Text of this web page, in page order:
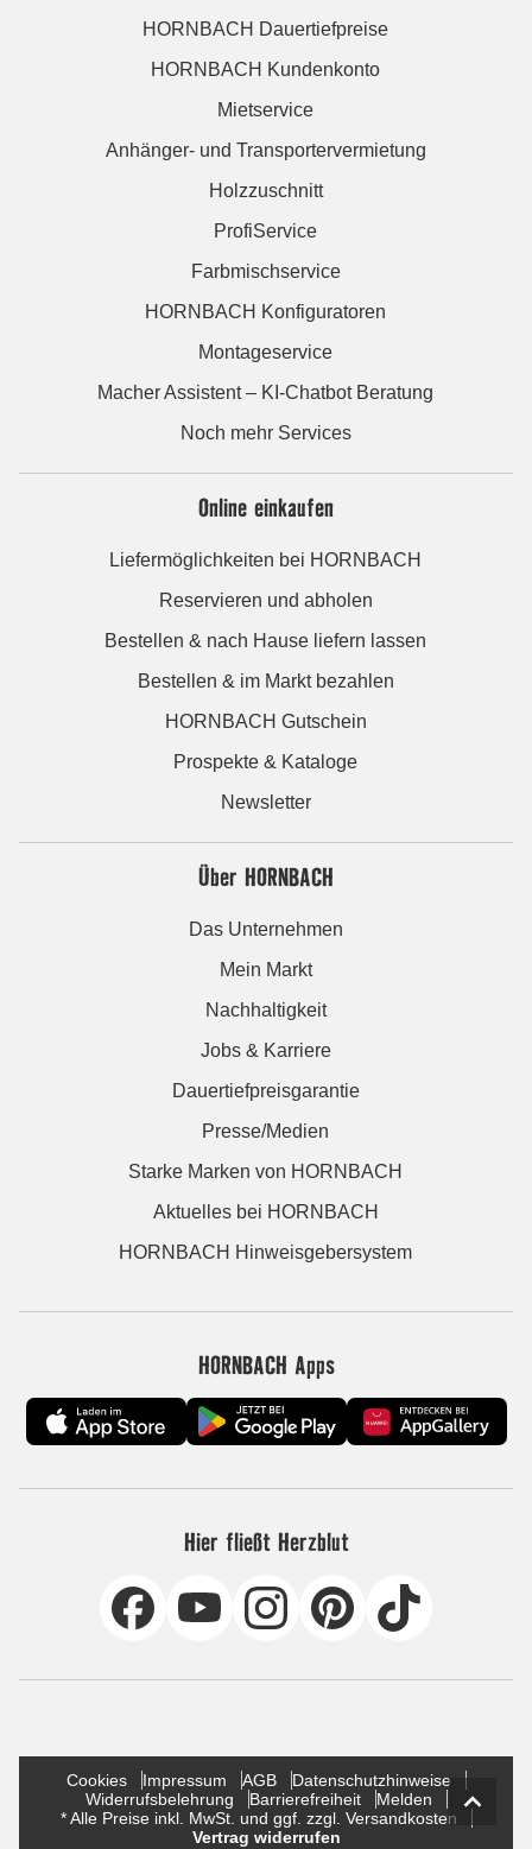
HORNBACH Dauertiefpreise
HORNBACH Kundenkonto
Mietservice
Anhänger- und Transportervermietung
Holzzuschnitt
ProfiService
Farbmischservice
HORNBACH Konfiguratoren
Montageservice
Macher Assistent – KI-Chatbot Beratung
Noch mehr Services
Online einkaufen
Liefermöglichkeiten bei HORNBACH
Reservieren und abholen
Bestellen & nach Hause liefern lassen
Bestellen & im Markt bezahlen
HORNBACH Gutschein
Prospekte & Kataloge
Newsletter
Über HORNBACH
Das Unternehmen
Mein Markt
Nachhaltigkeit
Jobs & Karriere
Dauertiefpreisgarantie
Presse/Medien
Starke Marken von HORNBACH
Aktuelles bei HORNBACH
HORNBACH Hinweisgebersystem
HORNBACH Apps
Hier fließt Herzblut
Cookies Impressum AGB
Datenschutzhinweise
Widerrufsbelehrung
Barrierefreiheit
Melden
* Alle Preise inkl. MwSt. und ggf. zzgl. Versandkosten
Vertrag widerrufen